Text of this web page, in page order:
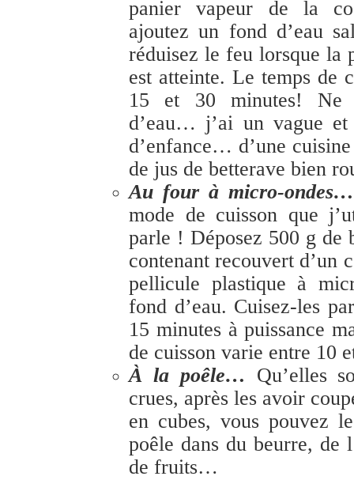
panier vapeur de la
ajoutez un fond d’eau
réduisez le feu lorsque la
est atteinte. Le temps de
15 et 30 minutes! Ne
d’eau… j’ai un vague
d’enfance… d’une
de jus de betterave bien
Au four à micro-ondes…
mode de cuisson que
parle ! Déposez 500 g de
contenant recouvert d’un
pellicule plastique à
fond d’eau. Cuisez-les
15 minutes à puissance
de cuisson varie entre 10
À la poêle… Qu’elles
crues, après les avoir
en cubes, vous pouvez
poêle dans du beurre, de
de fruits…